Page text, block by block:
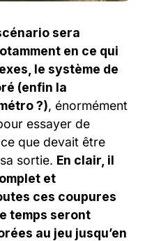
sera
en ce qui
le système de
(enfin la
?), énormément
essayer de
que devait être
sortie. En clair, il
et
ces coupures
temps seront
au jeu jusqu’en